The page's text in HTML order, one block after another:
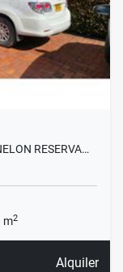
RESERVA…
m2
Alquiler